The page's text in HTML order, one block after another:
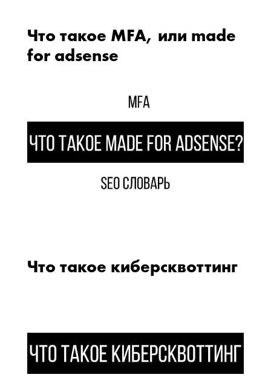
Что такое MFA, или made
for adsense
Что такое киберсквоттинг